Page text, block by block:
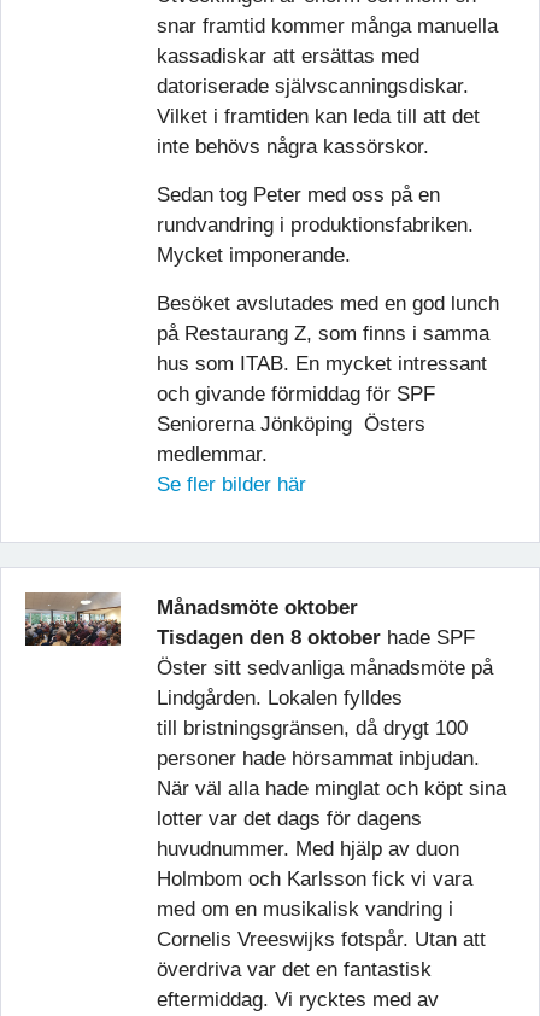
snar framtid kommer många manuella
kassadiskar att ersättas med
datoriserade självscanningsdiskar.
Vilket i framtiden kan leda till att det
inte behövs några kassörskor.
Sedan tog Peter med oss på en
rundvandring i produktionsfabriken.
Mycket imponerande.
Besöket avslutades med en god lunch
på Restaurang Z, som finns i samma
hus som ITAB. En mycket intressant
och givande förmiddag för SPF
Seniorerna Jönköping Östers
medlemmar.
Se fler bilder här
Månadsmöte oktober
Tisdagen den 8 oktober hade SPF
Öster sitt sedvanliga månadsmöte på
Lindgården. Lokalen fylldes
till bristningsgränsen, då drygt 100
personer hade hörsammat inbjudan.
När väl alla hade minglat och köpt sina
lotter var det dags för dagens
huvudnummer. Med hjälp av duon
Holmbom och Karlsson fick vi vara
med om en musikalisk vandring i
Cornelis Vreeswijks fotspår. Utan att
överdriva var det en fantastisk
eftermiddag. Vi rycktes med av